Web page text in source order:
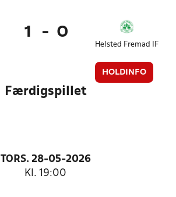
1 - 0
Helsted Fremad IF
HOLDINFO
Færdigspillet
TORS. 28-05-2026
Kl. 19:00